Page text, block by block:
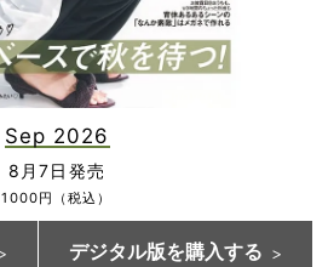
Sep 2026
8月7日発売
1000円（税込）
デジタル版を購入する